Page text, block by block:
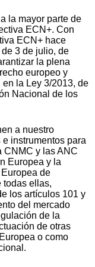
la mayor parte de
ECN+. Con
ECN+ hace
3 de julio, de
la plena
europeo y
la Ley 3/2013, de
Nacional de los
a nuestro
instrumentos para
CNMC y las ANC
Europea y la
de
todas ellas,
los artículos 101 y
del mercado
de la
de otras
o como